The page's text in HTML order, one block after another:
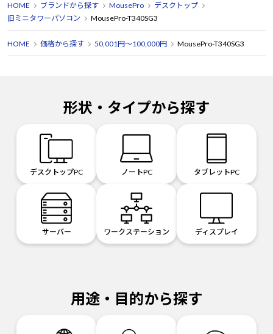
HOME ブランドから探す MousePro
デスクトップ
旧ミニタワーパソコン
MousePro-T340SG3
HOME 価格から探す 50,001円～100,000円 MousePro-T340SG3
形状・タイプから探す
デスクトップPC ノートPC タブレットPC
サーバー ワークステーション ディスプレイ
用途・目的から探す